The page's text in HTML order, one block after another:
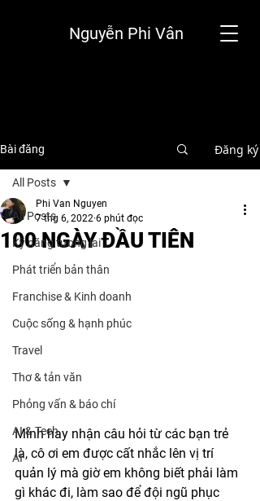
Nguyễn Phi Vân
Bài đăng Đăng ký
All Posts
Kỹ năng tương lai
Phát triển bản thân
Franchise & Kinh doanh
Cuộc sống & hạnh phúc
Travel
Thơ & tản văn
Phỏng vấn & báo chí
AI & Tech
AI
All Posts
100 NGÀY ĐẦU TIÊN
Phi Van Nguyen
7 thg 6, 2022 6 phút đọc
Mình hay nhận câu hỏi từ các bạn trẻ
là, cô ơi em được cất nhắc lên vị trí
quản lý mà giờ em không biết phải làm
gì khác đi, làm sao để đội ngũ phục